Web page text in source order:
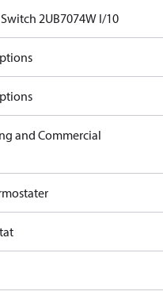
2UB7074W I/10
and Commercial